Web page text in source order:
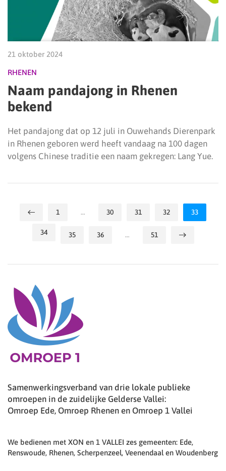
21 oktober 2024
RHENEN
Naam pandajong in Rhenen
bekend
Het pandajong dat op 12 juli in Ouwehands Dierenpark
in Rhenen geboren werd heeft vandaag na 100 dagen
volgens Chinese traditie een naam gekregen: Lang Yue.
1 … 30 31 32 33
34 35 36 … 51
Samenwerkingsverband van drie lokale publieke
omroepen in de zuidelijke Gelderse Vallei:
Omroep Ede, Omroep Rhenen en Omroep 1 Vallei
We bedienen met XON en 1 VALLEI zes gemeenten: Ede,
Renswoude, Rhenen, Scherpenzeel, Veenendaal en Woudenberg